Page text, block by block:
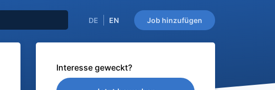
Job hinzufügen
DE EN
Interesse geweckt?